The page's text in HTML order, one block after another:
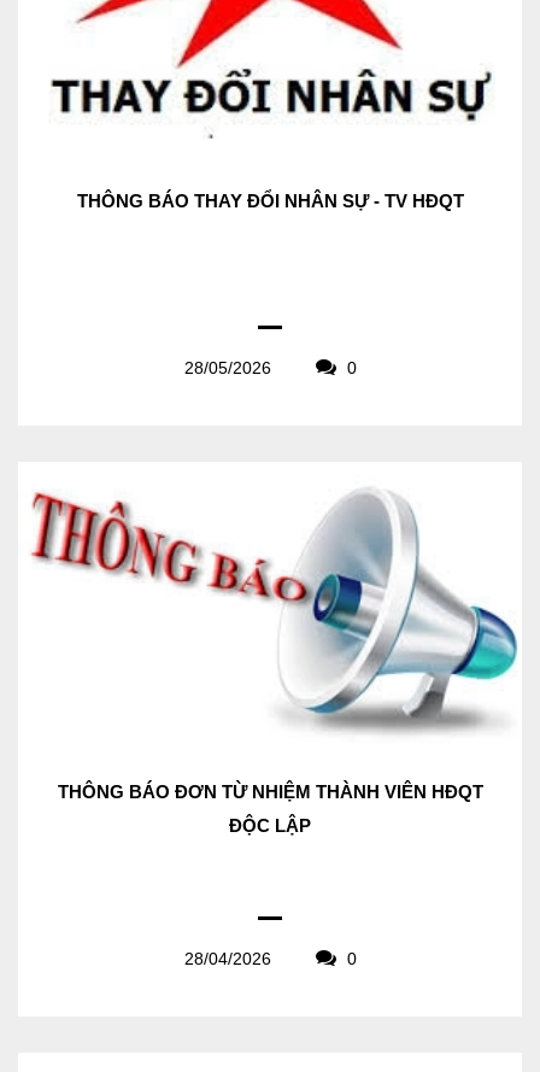
THÔNG BÁO THAY ĐỔI NHÂN SỰ - TV HĐQT
28/05/2026 0
THÔNG BÁO ĐƠN TỪ NHIỆM THÀNH VIÊN HĐQT
ĐỘC LẬP
28/04/2026 0